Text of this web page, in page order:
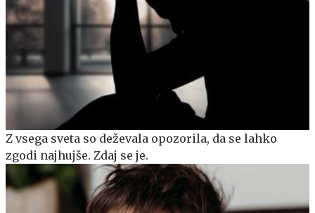
Z vsega sveta so deževala opozorila, da se lahko
zgodi najhujše. Zdaj se je.